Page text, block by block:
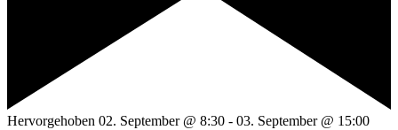
Hervorgehoben 02. September @ 8:30 - 03. September @ 15:00